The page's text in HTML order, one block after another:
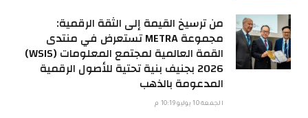
من ترسيخ القيمة إلى الثقة الرقمية:
مجموعة METRA تستعرض في منتدى
القمة العالمية لمجتمع المعلومات (WSIS)
2026 بجنيف بنية تحتية للأصول الرقمية
المدعومة بالذهب
الجمعة 10 يوليو 10:19 م